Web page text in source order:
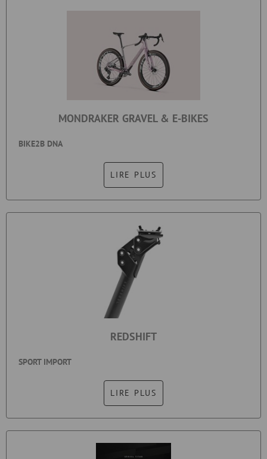
MONDRAKER GRAVEL & E-BIKES
BIKE2B DNA
LIRE PLUS
REDSHIFT
SPORT IMPORT
LIRE PLUS